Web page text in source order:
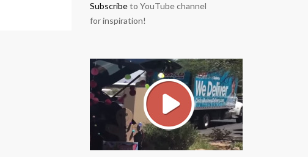
Subscribeto YouTube channel
for inspiration!